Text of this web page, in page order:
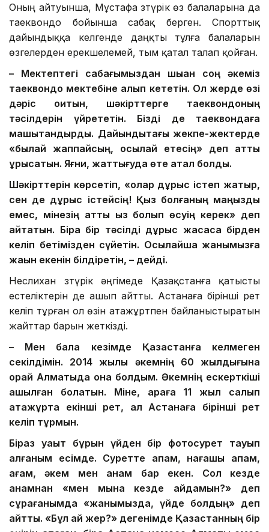
Оның айтуынша, Мұстафа Өзтүрік өз балаларына да
таеквондо бойынша сабақ берген. Спорттық
дайындыққа келгенде даңқты тұлға балаларын
өзгелерден ерекшелемей, тым қатал талап қойған.
– Мектептегі сабағымыздан шыққан соң әкеміз
таеквондо мектебіне алып кететін. Ол жерде өзі
дәріс оқитын, шәкірттерге таеквондоның
тәсілдерін үйрететін. Бізді де таеквондаға
машықтандырды. Дайындықтағы жекпе-жектерде
«былай жаппайсың, осылай етесің» деп қатты
ұрысатын. Яғни, жаттығуда өте қатал болды.
Шәкірттерін көрсетіп, «олар дұрыс істеп жатыр,
сен де дұрыс істейсің! Қыз болғаның маңызды
емес, мінезің қатты қыз болып өсуің керек» деп
айтатын. Бірақ бір тәсілді дұрыс жасасақ бірден
келіп бетімізден сүйетін. Осылайша жанымызға
жақын екенін білдіретін, – дейді.
Неслихан Өзтүрік әңгімеде Қазақстанға қатысты
естеліктерін де ашып айтты. Астанаға бірінші рет
келіп тұрған ол өзін атажұртпен байланыстыратын
жайттар барын жеткізді.
– Мен бала кезімде Қазақстанға келмеген
секілдімін. 2014 жылы әкемнің 60 жылдығына
орай Алматыда қонақ болдым. Әкемнің ескерткіші
ашылған болатын. Міне, араға 11 жыл салып
атажұртқа екінші рет, ал Астанаға бірінші рет
келіп тұрмын.
Біраз уақыт бұрын үйден бір фотосурет тауып
алғаным есімде. Суретте апам, нағашы апам,
ағам, әкем мен анам бар екен. Сол кезде
анамнан «мен мына кезде қайдамын?» деп
сұрағанымда «жанымызда, үйде болдың» деп
айтты. «Бұл қай жер?» дегенімде Қазақстанның бір